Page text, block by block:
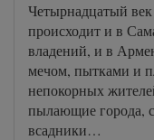
Четырнадцатый
происходит и в
владений, и в
мечом, пытками и
непокорных
пылающие города,
всадники…